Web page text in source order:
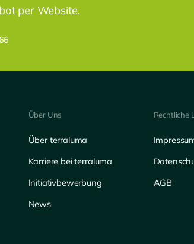
per Website.
Über Uns
Über terraluma
Karriere bei terraluma
Initiativbewerbung
News
Rechtliche
AGB